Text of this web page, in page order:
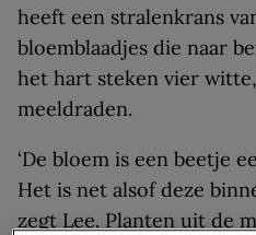
heeft een stralenkrans
bloemblaadjes die naar
het hart steken vier
meeldraden.
‘De bloem is een beetje
Het is net alsof deze
zegt Lee. Planten uit de